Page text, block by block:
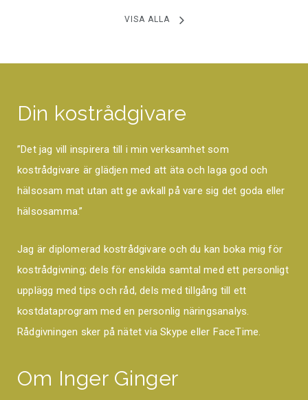
VISA ALLA
Din kostrådgivare
”Det jag vill inspirera till i min verksamhet som
kostrådgivare är glädjen med att äta och laga god och
hälsosam mat utan att ge avkall på vare sig det goda eller
hälsosamma.”
Jag är diplomerad kostrådgivare och du kan boka mig för
kostrådgivning; dels för enskilda samtal med ett personligt
upplägg med tips och råd, dels med tillgång till ett
kostdataprogram med en personlig näringsanalys.
Rådgivningen sker på nätet via Skype eller FaceTime.
Om Inger Ginger